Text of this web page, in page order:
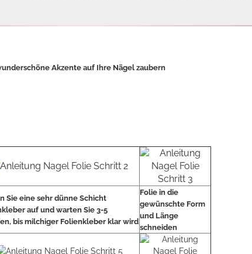
Akzente auf Ihre Nägel zaubern
Sie eine sehr dünne Schicht
auf und warten Sie 3-5
bis milchiger Folienkleber klar wird
Folie in die
gewünschte Form
und Länge
schneiden